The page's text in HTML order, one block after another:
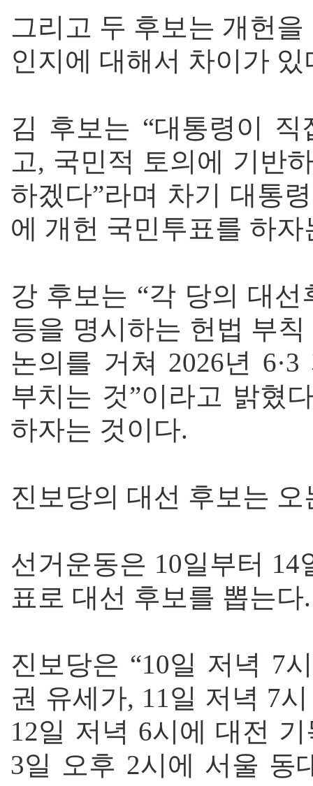
그리고 두 후보는 개헌
인지에 대해서 차이가
김 후보는 “대통령이 직
고, 국민적 토의에 기반
하겠다”라며 차기 대통
에 개헌 국민투표를 하
강 후보는 “각 당의 대
등을 명시하는 헌법 부
논의를 거쳐 2026년
부치는 것”이라고 밝혔
하자는 것이다.
진보당의 대선 후보는
선거운동은 10일부터
표로 대선 후보를 뽑는
진보당은 “10일 저녁 7
권 유세가, 11일 저녁 7
12일 저녁 6시에 대전
3일 오후 2시에 서울 동